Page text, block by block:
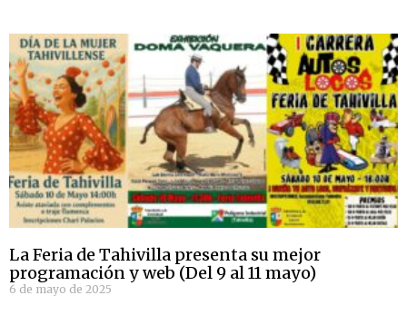
La Feria de Tahivilla presenta su mejor
programación y web (Del 9 al 11 mayo)
6 de mayo de 2025